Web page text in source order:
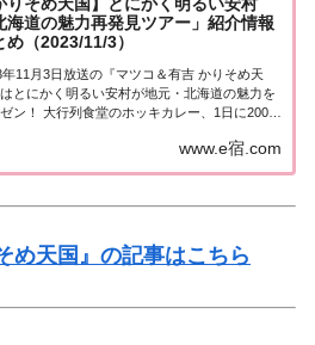
りそめ天国】とにかく明るい安村
海道の魅力再発見ツアー」紹介情報
め（2023/11/3）
年11月3日放送の『マツコ＆有吉 かりそめ天
とにかく明るい安村が地元・北海道の魅力を
ン！ 大行列食堂のホッキカレー、1日に2000
や食べたグルメなど紹介された情報をまとめま
とにかく明るい安村が地元・北海道...
www.e宿.com
め天国』の記事はこちら